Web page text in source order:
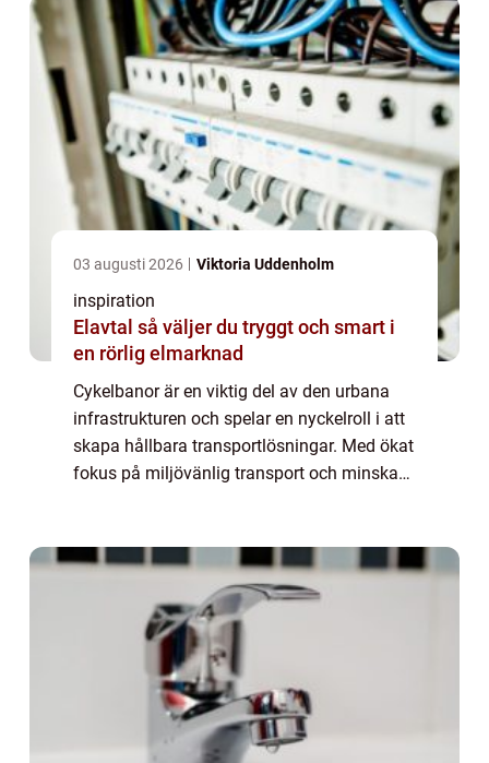
03 augusti 2026 Viktoria Uddenholm
inspiration
Elavtal så väljer du tryggt och smart i
en rörlig elmarknad
Cykelbanor är en viktig del av den urbana
infrastrukturen och spelar en nyckelroll i att
skapa hållbara transportlösningar. Med ökat
fokus på miljövänlig transport och minskad